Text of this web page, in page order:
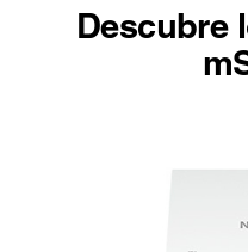
Descubre